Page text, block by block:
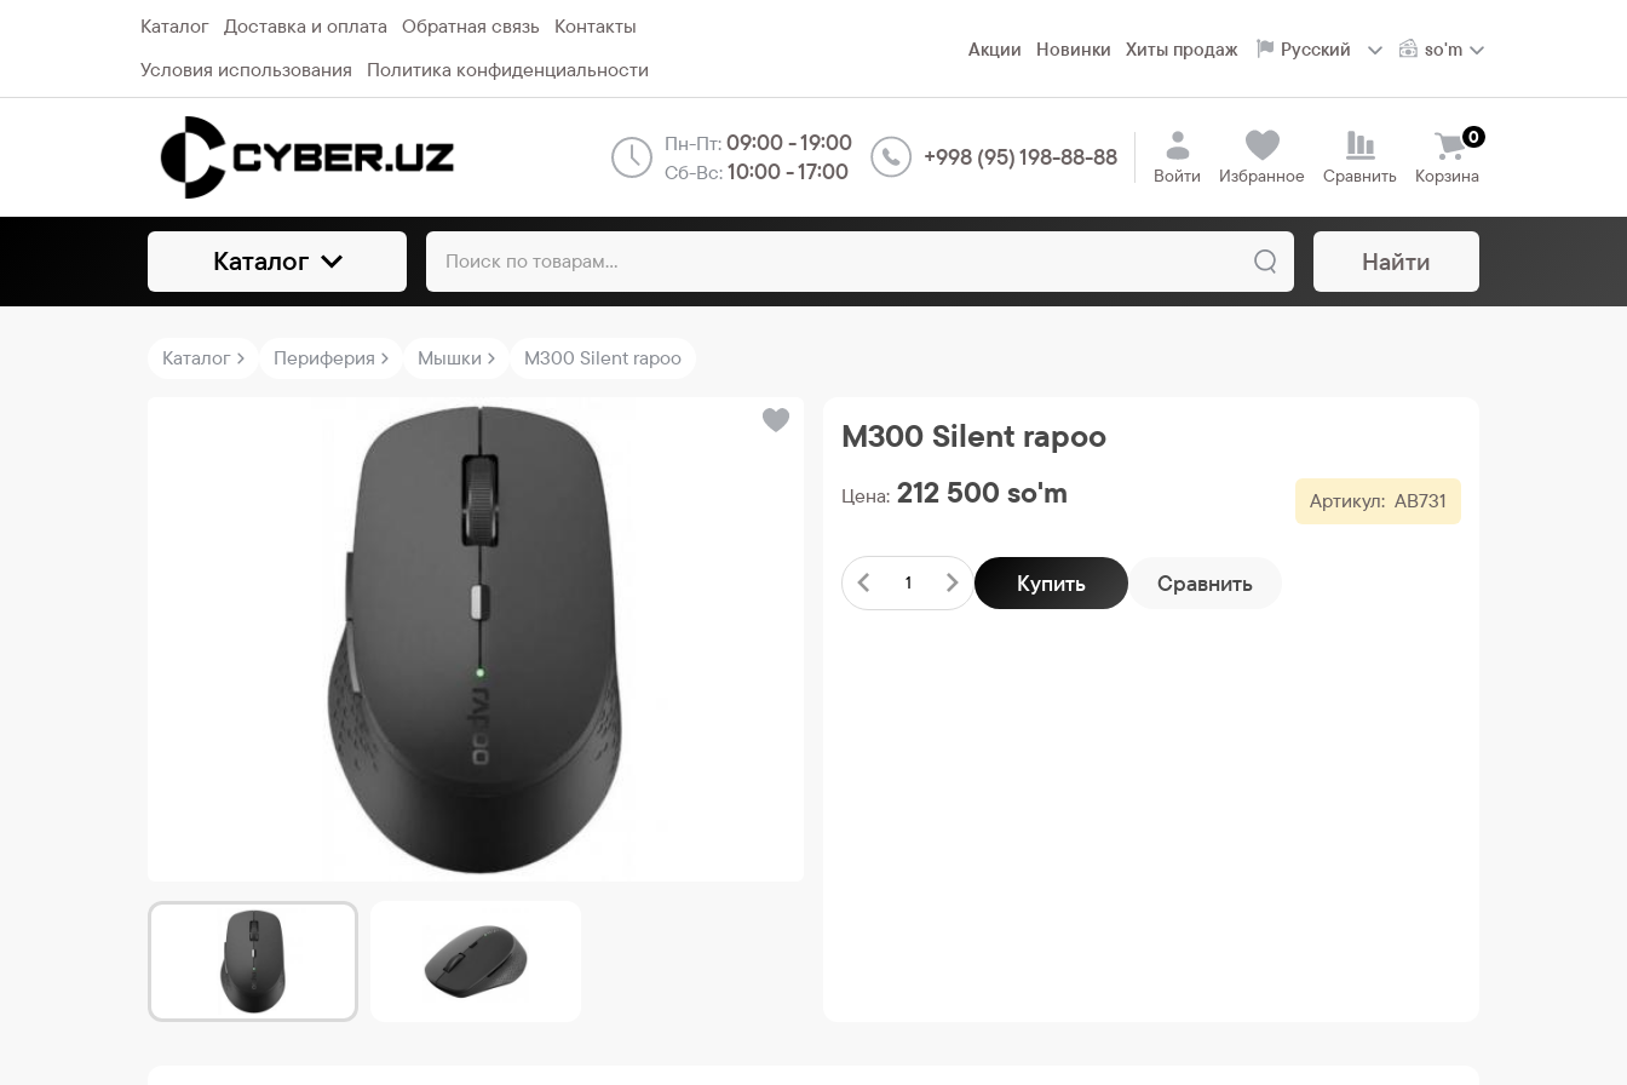
Каталог Доставка и оплата Обратная связь
Контакты
Условия использования
Политика конфиденциальности
Акции Новинки Хиты продаж
Пн-Пт:09:00 - 19:00
Сб-Вс:10:00 - 17:00
+998 (95) 198-88-88
Войти Избранное Сравнить Корзина
0
Каталог Найти
Каталог Периферия Мышки M300 Silent rapoo
M300 Silent rapoo
Артикул: AB731
Цена: 212 500 so'm
Купить Сравнить